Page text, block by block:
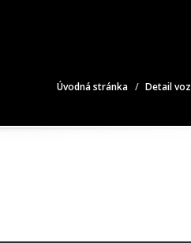
Úvodná stránka Detail